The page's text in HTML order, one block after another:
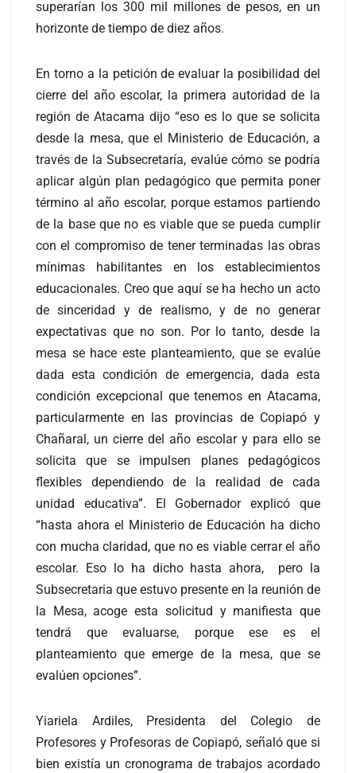
superarían los 300 mil millones de pesos, en un
horizonte de tiempo de diez años.
En torno a la petición de evaluar la posibilidad del
cierre del año escolar, la primera autoridad de la
región de Atacama dijo “eso es lo que se solicita
desde la mesa, que el Ministerio de Educación, a
través de la Subsecretaría, evalúe cómo se podría
aplicar algún plan pedagógico que permita poner
término al año escolar, porque estamos partiendo
de la base que no es viable que se pueda cumplir
con el compromiso de tener terminadas las obras
mínimas habilitantes en los establecimientos
educacionales. Creo que aquí se ha hecho un acto
de sinceridad y de realismo, y de no generar
expectativas que no son. Por lo tanto, desde la
mesa se hace este planteamiento, que se evalúe
dada esta condición de emergencia, dada esta
condición excepcional que tenemos en Atacama,
particularmente en las provincias de Copiapó y
Chañaral, un cierre del año escolar y para ello se
solicita que se impulsen planes pedagógicos
flexibles dependiendo de la realidad de cada
unidad educativa”. El Gobernador explicó que
“hasta ahora el Ministerio de Educación ha dicho
con mucha claridad, que no es viable cerrar el año
escolar. Eso lo ha dicho hasta ahora, pero la
Subsecretaria que estuvo presente en la reunión de
la Mesa, acoge esta solicitud y manifiesta que
tendrá que evaluarse, porque ese es el
planteamiento que emerge de la mesa, que se
evalúen opciones”.
Yiariela Ardiles, Presidenta del Colegio de
Profesores y Profesoras de Copiapó, señaló que si
bien existía un cronograma de trabajos acordado